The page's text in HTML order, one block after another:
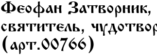
Феофан
святитель,
(арт.00766)